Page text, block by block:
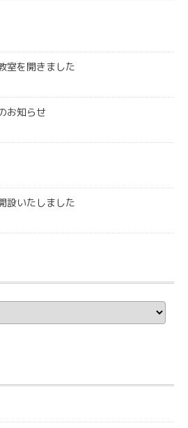
室を開きました
お知らせ
設いたしました